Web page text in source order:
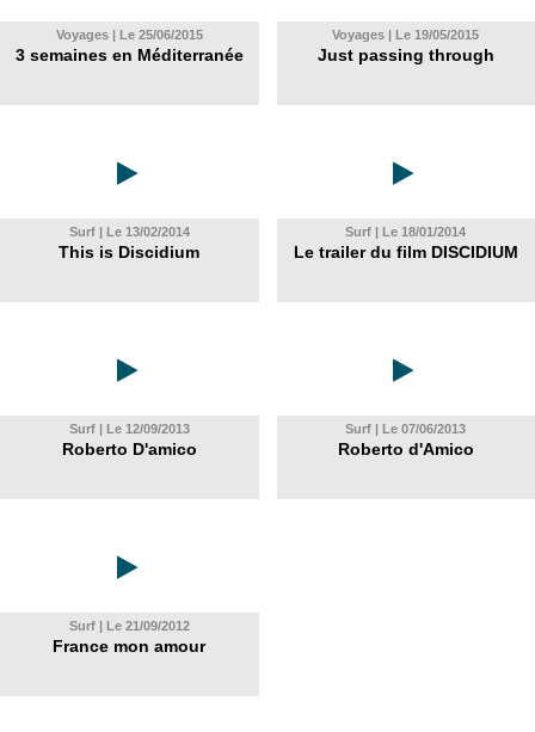
Voyages | Le 25/06/2015
3 semaines en Méditerranée
Voyages | Le 19/05/2015
Just passing through
Surf | Le 13/02/2014
This is Discidium
Surf | Le 18/01/2014
Le trailer du film DISCIDIUM
Surf | Le 12/09/2013
Roberto D'amico
Surf | Le 07/06/2013
Roberto d'Amico
Surf | Le 21/09/2012
France mon amour